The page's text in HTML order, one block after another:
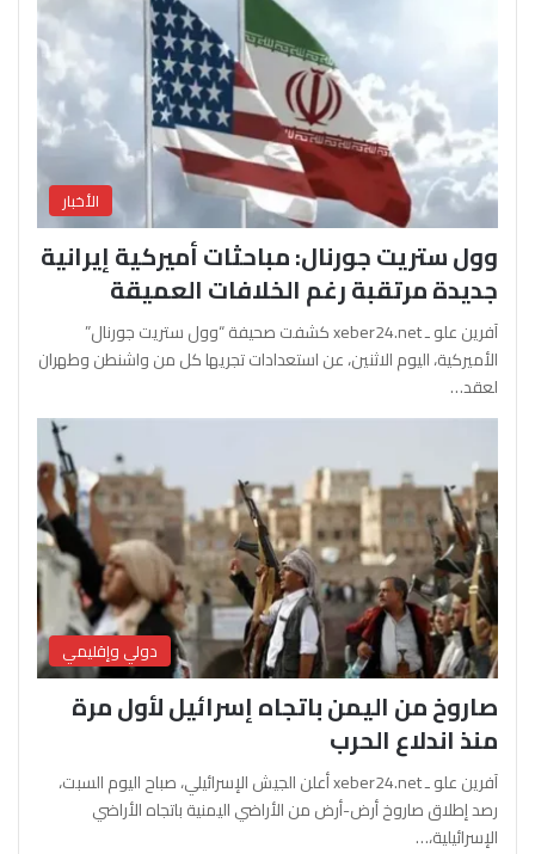
الأخبار
وول ستريت جورنال: مباحثات أميركية إيرانية
جديدة مرتقبة رغم الخلافات العميقة
آفرين علو ـ xeber24.net كشفت صحيفة “وول ستريت جورنال”
الأميركية، اليوم الاثنين، عن استعدادات تجريها كل من واشنطن وطهران
لعقد…
دولي وإقليمي
صاروخ من اليمن باتجاه إسرائيل لأول مرة
منذ اندلاع الحرب
آفرين علو ـ xeber24.net أعلن الجيش الإسرائيلي، صباح اليوم السبت،
رصد إطلاق صاروخ أرض-أرض من الأراضي اليمنية باتجاه الأراضي
الإسرائيلية،…